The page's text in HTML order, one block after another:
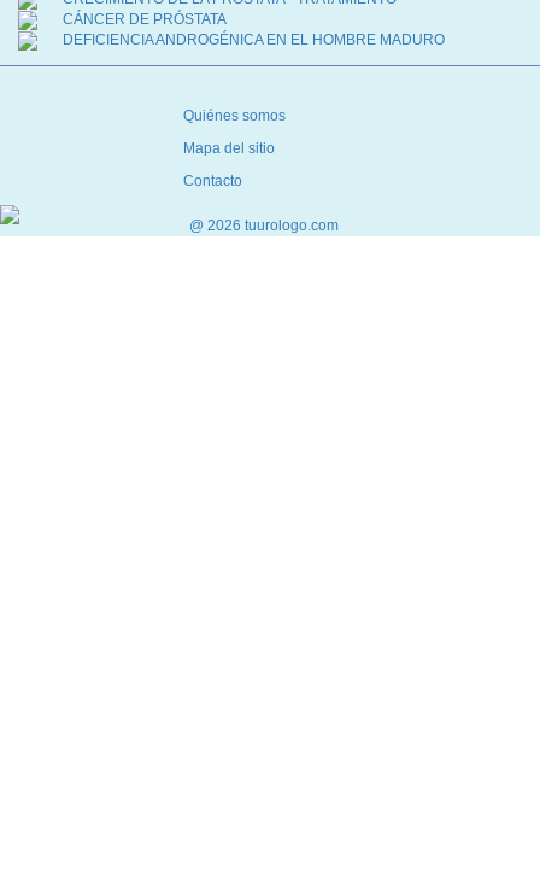
PRUEBA DEL ANTÍGENO PROSTÁTICO ESPECÍFICO, TACTO RECTAL
INFECCIÓN DE LA PRÓSTATA - PROSTATITIS
CÁNCER DE PRÓSTATA
Contacto